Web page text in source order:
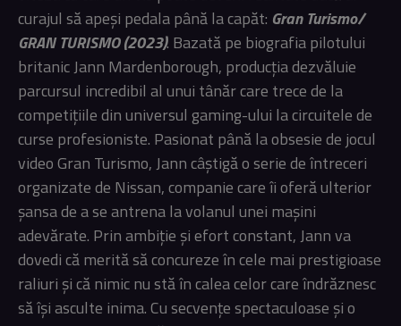
curajul să apeși pedala până la capăt: Gran Turismo/
GRAN TURISMO (2023). Bazată pe biografia pilotului
britanic Jann Mardenborough, producția dezvăluie
parcursul incredibil al unui tânăr care trece de la
competițiile din universul gaming-ului la circuitele de
curse profesioniste. Pasionat până la obsesie de jocul
video Gran Turismo, Jann câștigă o serie de întreceri
organizate de Nissan, companie care îi oferă ulterior
șansa de a se antrena la volanul unei mașini
adevărate. Prin ambiție și efort constant, Jann va
dovedi că merită să concureze în cele mai prestigioase
raliuri și că nimic nu stă în calea celor care îndrăznesc
să își asculte inima. Cu secvențe spectaculoase și o